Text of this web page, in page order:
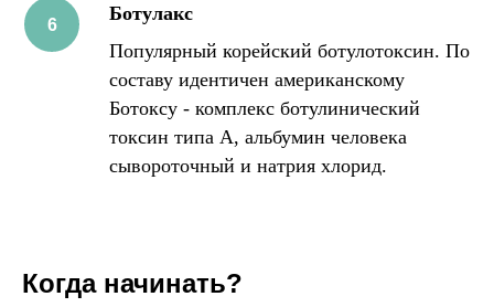
Ботулакс
Популярный корейский ботулотоксин. По
составу идентичен американскому
Ботоксу - комплекс ботулинический
токсин типа А, альбумин человека
сывороточный и натрия хлорид.
Когда начинать?